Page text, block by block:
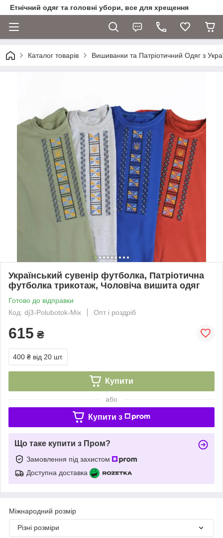
Етнічний одяг та головні убори, все для хрещення
Каталог товарів Вишиванки та Патріотичний Одяг з
Український сувенір футболка, Патріотична
футболка трикотаж, Чоловіча вишита одяг
Готово до відправки
Код: dj3-Polubotok-Mix
Опт і роздріб
615 ₴
400 ₴ від 20 шт.
Купити
або
Купити з
Що таке купити з Пром?
Замовлення під захистом
Доступна доставка
Міжнародний розмір
Різні розміри